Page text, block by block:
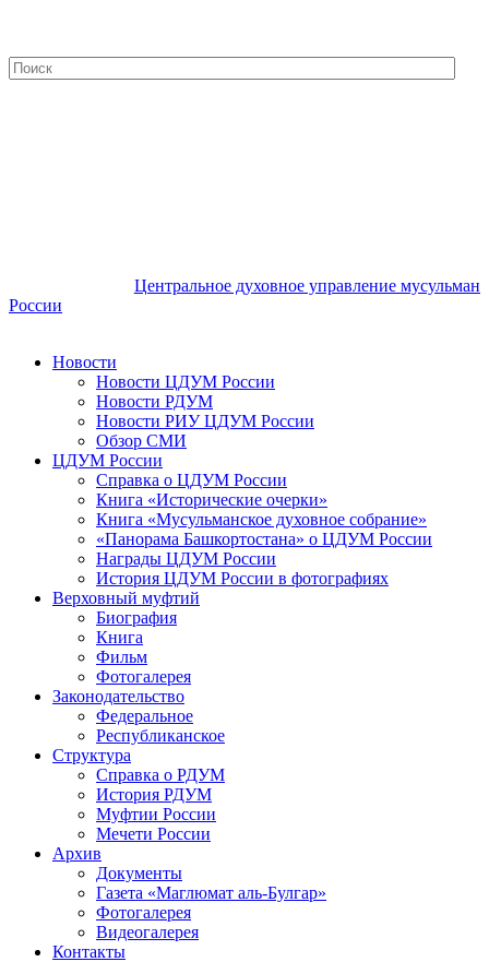
Центральное духовное управление мусульман
России
Новости
Новости ЦДУМ России
Новости РДУМ
Новости РИУ ЦДУМ России
Обзор СМИ
ЦДУМ России
Справка о ЦДУМ России
Книга «Исторические очерки»
Книга «Мусульманское духовное собрание»
«Панорама Башкортостана» о ЦДУМ России
Награды ЦДУМ России
История ЦДУМ России в фотографиях
Верховный муфтий
Биография
Книга
Фильм
Фотогалерея
Законодательство
Федеральное
Республиканское
Структура
Справка о РДУМ
История РДУМ
Муфтии России
Мечети России
Архив
Документы
Газета «Маглюмат аль-Булгар»
Фотогалерея
Видеогалерея
Контакты